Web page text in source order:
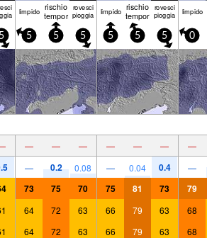
limp­ido rischio
temporale
rovesci
pioggia limp­ido rischio
temporale
rovesci
pioggia limp­ido
5 5 5 5 5 5 5 0
— — — — — — —
— 0.2 0.08 — 0.04 0.4 —
73 75 70 75 81 73 79
64 72 63 66 79 63 68
64 72 63 66 79 63 68